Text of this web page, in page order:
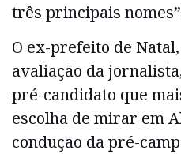
três principais
O ex-prefeito de
avaliação da
pré-candidato que
escolha de mirar em
condução da pré-